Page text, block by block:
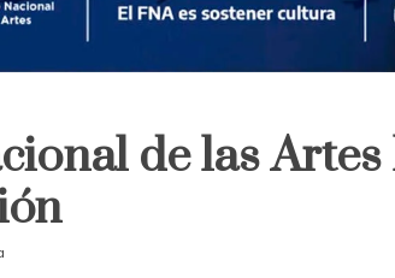
de las Artes